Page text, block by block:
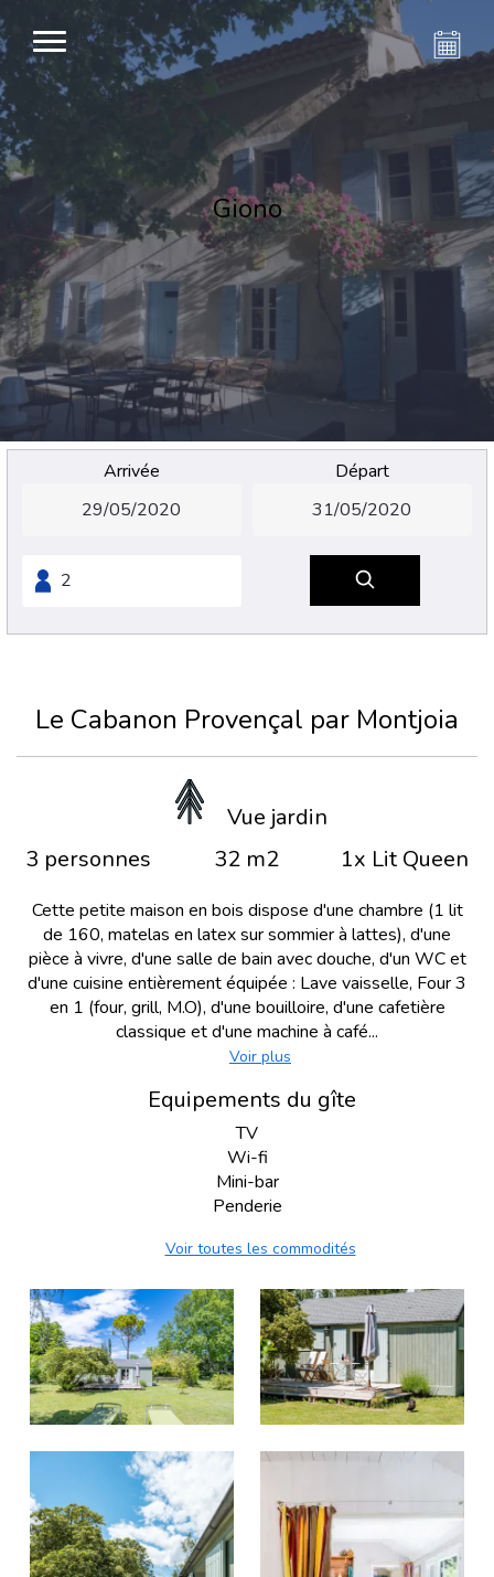
Giono
Arrivée Départ
Le Cabanon Provençal par Montjoia
Vue jardin
3 personnes
32 m2 1x Lit Queen
Cette petite maison en bois dispose d'une chambre (1 lit
de 160, matelas en latex sur sommier à lattes), d'une
pièce à vivre, d'une salle de bain avec douche, d'un WC et
d'une cuisine entièrement équipée : Lave vaisselle, Four 3
en 1 (four, grill, M.O), d'une bouilloire, d'une cafetière
classique et d'une machine à café...
Voir plus
Equipements du gîte
TV
Wi-fi
Mini-bar
Penderie
Voir toutes les commodités